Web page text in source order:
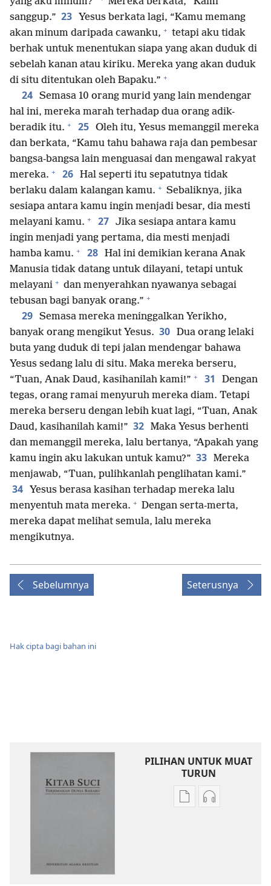
sanggup.” 23
Yesus berkata lagi, “Kamu memang
akan minum daripada cawanku, + tetapi aku tidak
berhak untuk menentukan siapa yang akan duduk di
sebelah kanan atau kiriku. Mereka yang akan duduk
di situ ditentukan oleh Bapaku.” +
24 Semasa 10 orang murid yang lain mendengar
hal ini, mereka marah terhadap dua orang adik-
beradik itu. + 25 Oleh itu, Yesus memanggil mereka
dan berkata, “Kamu tahu bahawa raja dan pembesar
bangsa-bangsa lain menguasai dan mengawal rakyat
mereka. + 26 Hal seperti itu sepatutnya tidak
berlaku dalam kalangan kamu. + Sebaliknya, jika
sesiapa antara kamu ingin menjadi besar, dia mesti
melayani kamu. + 27 Jika sesiapa antara kamu
ingin menjadi yang pertama, dia mesti menjadi
hamba kamu. + 28 Hal ini demikian kerana Anak
Manusia tidak datang untuk dilayani, tetapi untuk
melayani + dan menyerahkan nyawanya sebagai
tebusan bagi banyak orang.” +
29 Semasa mereka meninggalkan Yerikho,
banyak orang mengikut Yesus. 30 Dua orang lelaki
buta yang duduk di tepi jalan mendengar bahawa
Yesus sedang lalu di situ. Maka mereka berseru,
“Tuan, Anak Daud, kasihanilah kami!” + 31
Dengan
tegas, orang ramai menyuruh mereka diam. Tetapi
mereka berseru dengan lebih kuat lagi, “Tuan, Anak
Daud, kasihanilah kami!” 32 Maka Yesus berhenti
dan memanggil mereka, lalu bertanya, “Apakah yang
kamu ingin aku lakukan untuk kamu?” 33 Mereka
menjawab, “Tuan, pulihkanlah penglihatan kami.”
34
Yesus berasa kasihan terhadap mereka lalu
menyentuh mata mereka. + Dengan serta-merta,
mereka dapat melihat semula, lalu mereka
mengikutnya.
Sebelumnya Seterusnya
Hak cipta bagi bahan ini
PILIHAN UNTUK MUAT
TURUN
PilihanPilihan